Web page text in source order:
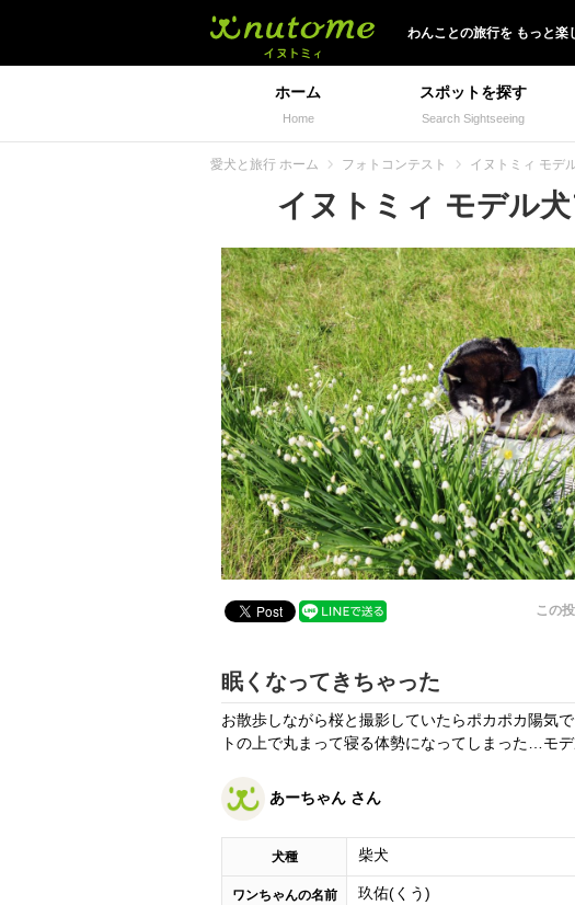
わんことの旅行を もっと楽
ホーム
Home
スポットを探す
Search Sightseeing
愛犬と旅行 ホーム フォトコンテスト イヌトミィ モデ
イヌトミィ モデル
この
眠くなってきちゃった
お散歩しながら桜と撮影していたらポカポカ陽気
トの上で丸まって寝る体勢になってしまった…モ
あーちゃん さん
犬種 柴犬
ワンちゃんの名前 玖佑(くう)